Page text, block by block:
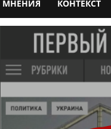
МНЕНИЯ КОНТЕКСТ